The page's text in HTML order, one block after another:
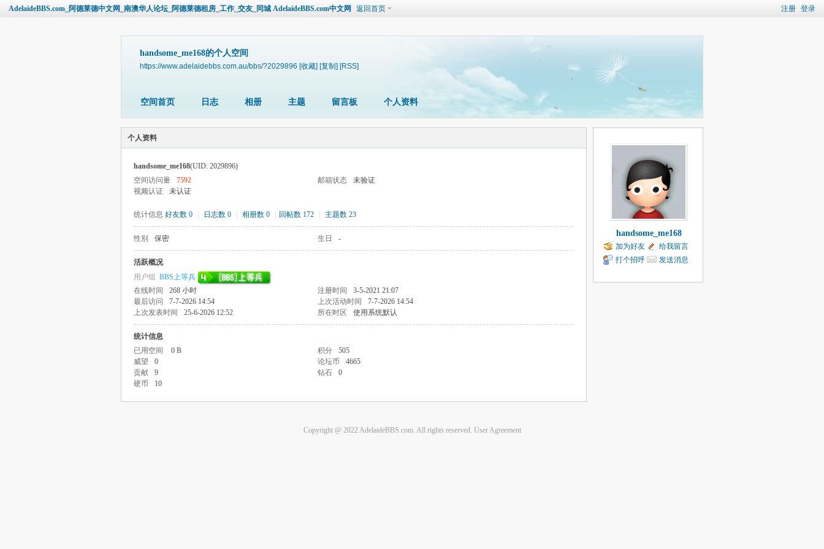
注册 登录
AdelaideBBS.com_阿德莱德中文网_南澳华人论坛_阿德莱德租房_工作_交友_同城 AdelaideBBS.com中文网 返回首页
handsome_me168的个人空间
https://www.adelaidebbs.com.au/bbs/?2029896 [收藏] [复制] [RSS]
空间首页 日志 相册 主题 留言板 个人资料
个人资料
handsome_me168(UID: 2029896)
空间访问量
7592 邮箱状态
未验证
视频认证
未认证
统计信息 好友数 0 日志数 0 相册数 0 回帖数 172 主题数 23
性别 保密 生日 -
活跃概况
用户组 BBS上等兵
在线时间
268 小时 注册时间
3-5-2021 21:07
最后访问
7-7-2026 14:54 上次活动时间
7-7-2026 14:54
上次发表时间
25-6-2026 12:52 所在时区 使用系统默认
统计信息
已用空间
0 B 积分
505
威望
0 论坛币
4665
贡献
9 钻石
0
硬币
10
handsome_me168
加为好友
给我留言
打个招呼
发送消息
Copyright @ 2022 AdelaideBBS.com. All rights reserved. User Agreement